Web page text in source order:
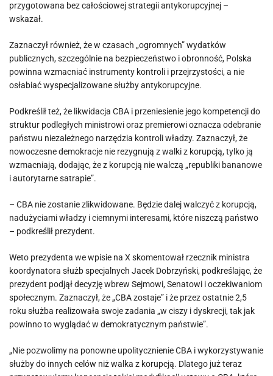
przygotowana bez całościowej strategii antykorupcyjnej –
wskazał.
Zaznaczył również, że w czasach „ogromnych” wydatków
publicznych, szczególnie na bezpieczeństwo i obronność, Polska
powinna wzmacniać instrumenty kontroli i przejrzystości, a nie
osłabiać wyspecjalizowane służby antykorupcyjne.
Podkreślił też, że likwidacja CBA i przeniesienie jego kompetencji do
struktur podległych ministrowi oraz premierowi oznacza odebranie
państwu niezależnego narzędzia kontroli władzy. Zaznaczył, że
nowoczesne demokracje nie rezygnują z walki z korupcją, tylko ją
wzmacniają, dodając, że z korupcją nie walczą „republiki bananowe
i autorytarne satrapie”.
– CBA nie zostanie zlikwidowane. Będzie dalej walczyć z korupcją,
nadużyciami władzy i ciemnymi interesami, które niszczą państwo
– podkreślił prezydent.
Weto prezydenta we wpisie na X skomentował rzecznik ministra
koordynatora służb specjalnych Jacek Dobrzyński, podkreślając, że
prezydent podjął decyzję wbrew Sejmowi, Senatowi i oczekiwaniom
społecznym. Zaznaczył, że „CBA zostaje” i że przez ostatnie 2,5
roku służba realizowała swoje zadania „w ciszy i dyskrecji, tak jak
powinno to wyglądać w demokratycznym państwie”.
„Nie pozwolimy na ponowne upolitycznienie CBA i wykorzystywanie
służby do innych celów niż walka z korupcją. Dlatego już teraz